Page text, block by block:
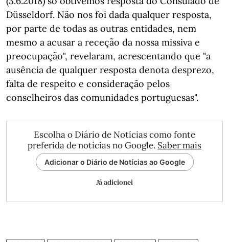
Düsseldorf. Não nos foi dada qualquer resposta,
por parte de todas as outras entidades, nem
mesmo a acusar a receção da nossa missiva e
preocupação", revelaram, acrescentando que "a
ausência de qualquer resposta denota desprezo,
falta de respeito e consideração pelos
conselheiros das comunidades portuguesas".
Escolha o Diário de Notícias como fonte
preferida de notícias no Google. Saber mais
Adicionar o Diário de Notícias ao Google
Já adicionei